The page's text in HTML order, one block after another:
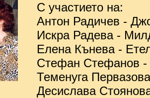
С участието на:
Антон Радичев -
Искра Радева -
Елена Кънева -
Стефан Стефанов
Теменуга
Десислава